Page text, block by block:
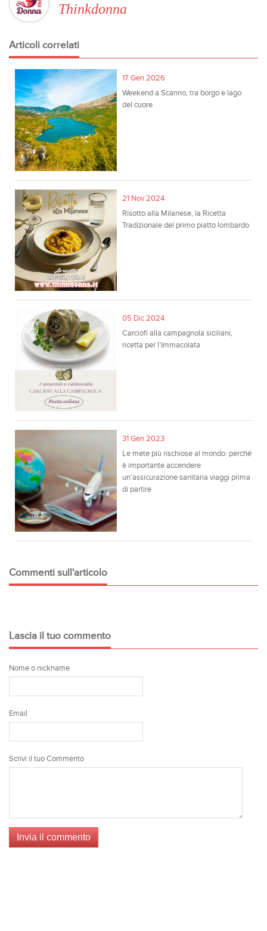
Thinkdonna
Articoli correlati
17 Gen 2026
Weekend a Scanno, tra borgo e lago
del cuore
21 Nov 2024
Risotto alla Milanese, la Ricetta
Tradizionale del primo piatto lombardo
05 Dic 2024
Carciofi alla campagnola siciliani,
ricetta per l’Immacolata
31 Gen 2023
Le mete più rischiose al mondo: perché
è importante accendere
un’assicurazione sanitaria viaggi prima
di partire
Commenti sull'articolo
Lascia il tuo commento
Nome o nickname
Email
Scrivi il tuo Commento
Invia il commento